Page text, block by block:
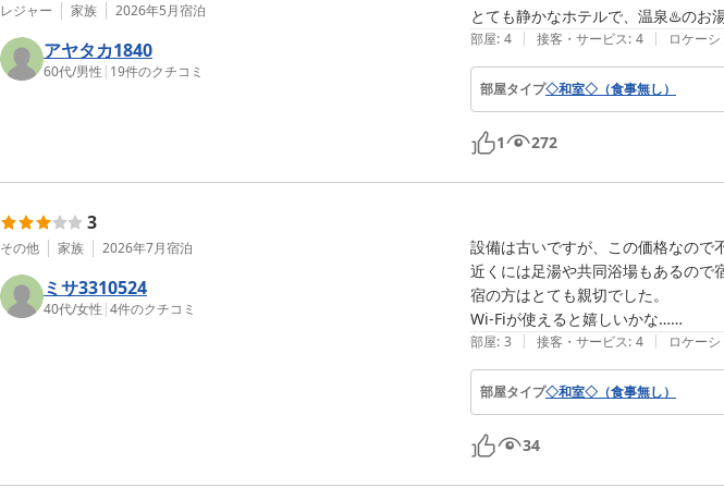
レジャー 家族 2026年5月宿泊
アヤタカ1840
60代/男性 | 19件のクチコミ
とても静かなホテルで、温泉♨️のお
部屋: 4 | 接客・サービス: 4 | ロケーシ
部屋タイプ◇和室◇（食事無し）
1 272
3
その他 家族 2026年7月宿泊
ミサ3310524
40代/女性 |4件のクチコミ
設備は古いですが、この価格なので
近くには足湯や共同浴場もあるので
宿の方はとても親切でした。
Wi-Fiが使えると嬉しいかな……
部屋: 3 | 接客・サービス: 4 | ロケーシ
部屋タイプ◇和室◇（食事無し）
34